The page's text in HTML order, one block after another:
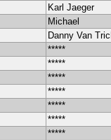
Karl Jaeger
Michael
Danny Van
*****
*****
*****
*****
*****
*****
*****